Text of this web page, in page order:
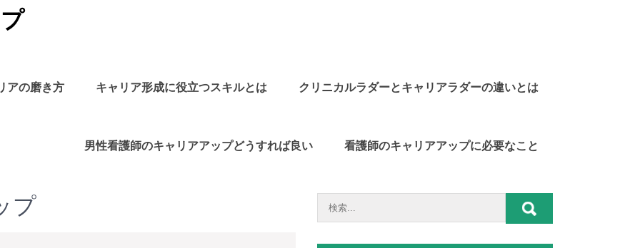
アの磨き方 キャリア形成に役立つスキルとは クリニカルラダーとキャリアラダーの違いとは
男性看護師のキャリアアップどうすれば良い 看護師のキャリアアップに必要なこと
プ